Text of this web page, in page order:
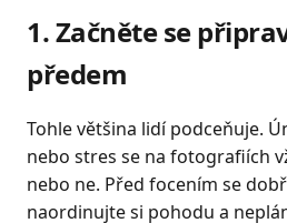
1. Začněte se
předem
Tohle většina lidí podceňuje.
nebo stres se na fotografiích
nebo ne. Před focením se
naordinujte si pohodu a